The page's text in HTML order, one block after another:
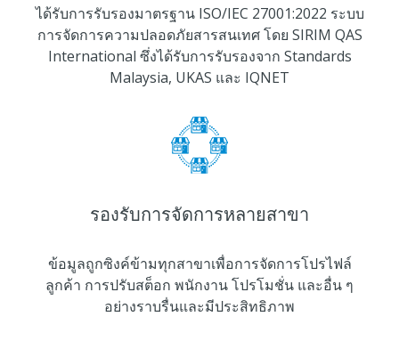
ได้รับการรับรองมาตรฐาน ISO/IEC 27001:2022 ระบบ
การจัดการความปลอดภัยสารสนเทศ โดย SIRIM QAS
International ซึ่งได้รับการรับรองจาก Standards
Malaysia, UKAS และ IQNET
รองรับการจัดการหลายสาขา
ข้อมูลถูกซิงค์ข้ามทุกสาขาเพื่อการจัดการโปรไฟล์
ลูกค้า การปรับสต็อก พนักงาน โปรโมชั่น และอื่น ๆ
อย่างราบรื่นและมีประสิทธิภาพ